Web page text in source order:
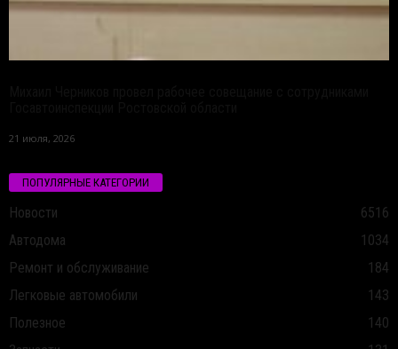
21 июля, 2026
ПОПУЛЯРНЫЕ КАТЕГОРИИ
Новости
6516
Автодома
1034
Ремонт и обслуживание
184
Легковые автомобили
143
Полезное
140